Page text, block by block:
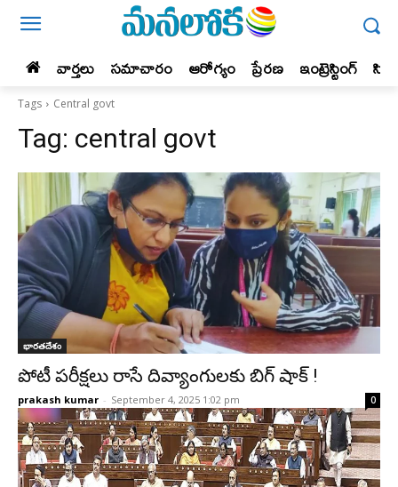
వార్తలు సమాచారం ఆరోగ్యం ప్రేర‌ణ‌ ఇంట్రెస్టింగ్‌
Tags Central govt
Tag: central govt
భారతదేశం
పోటీ పరీక్షలు రాసే దివ్యాంగులకు బిగ్ షాక్ !
prakash kumar - September 4, 2025 1:02 pm 0